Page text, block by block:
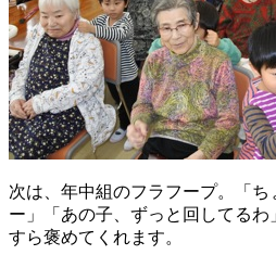
次は、年中組のフラフープ。「ち
ー」「あの子、ずっと回してる
すら褒めてくれます。